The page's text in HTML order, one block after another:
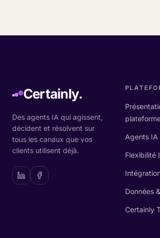
Certainly.
Des agents IA qui agissent,
décident et résolvent sur
tous les canaux que vos
clients utilisent déjà.
Agents IA
Flexibilité
Données
Certainly